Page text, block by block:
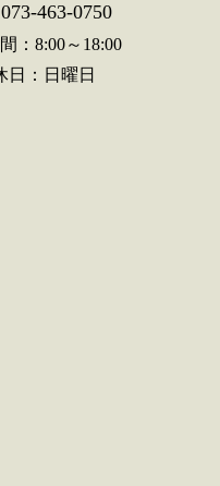
463-0750
：8:00～18:00
日：日曜日